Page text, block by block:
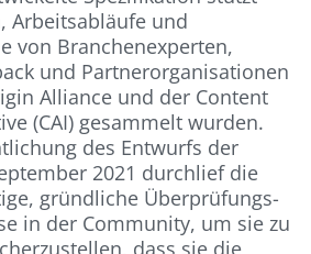
Arbeitsabläufe und
von Branchenexperten,
und Partnerorganisationen
Alliance und der Content
(CAI) gesammelt wurden.
des Entwurfs der
2021 durchlief die
gründliche Überprüfungs-
in der Community, um sie zu
dass sie die